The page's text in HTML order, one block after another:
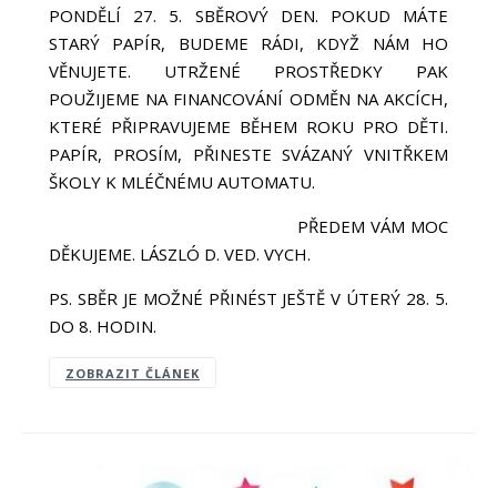
PONDĚLÍ 27. 5. SBĚROVÝ DEN. POKUD MÁTE
STARÝ PAPÍR, BUDEME RÁDI, KDYŽ NÁM HO
VĚNUJETE. UTRŽENÉ PROSTŘEDKY PAK
POUŽIJEME NA FINANCOVÁNÍ ODMĚN NA AKCÍCH,
KTERÉ PŘIPRAVUJEME BĚHEM ROKU PRO DĚTI.
PAPÍR, PROSÍM, PŘINESTE SVÁZANÝ VNITŘKEM
ŠKOLY K MLÉČNÉMU AUTOMATU.
PŘEDEM VÁM MOC
DĚKUJEME. LÁSZLÓ D. VED. VYCH.
PS. SBĚR JE MOŽNÉ PŘINÉST JEŠTĚ V ÚTERÝ 28. 5.
DO 8. HODIN.
ZOBRAZIT ČLÁNEK